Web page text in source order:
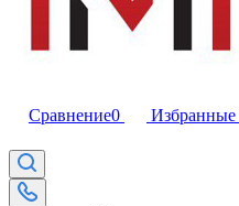
Сравнение0 Избранные